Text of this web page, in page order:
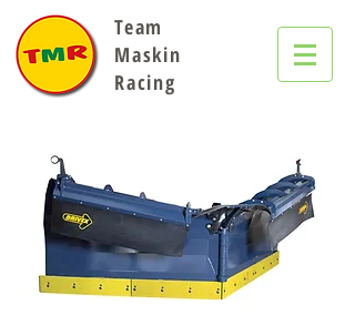
Team
Maskin
Racing